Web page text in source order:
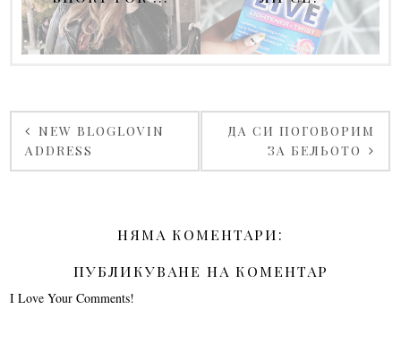
NEW BLOGLOVIN
ADDRESS
ДА СИ ПОГОВОРИМ
ЗА БЕЛЬОТО
НЯМА КОМЕНТАРИ:
ПУБЛИКУВАНЕ НА КОМЕНТАР
I Love Your Comments!